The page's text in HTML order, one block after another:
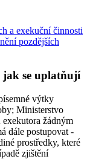
a exekuční činnosti
pozdějších
jak se uplatňují
výtky
Ministerstvo
exekutora žádným
dále postupovat -
prostředky, které
zjištění